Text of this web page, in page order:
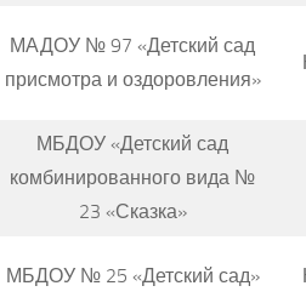
МАДОУ № 97 «Детский сад
присмотра и оздоровления»
МБДОУ «Детский сад
комбинированного вида №
23 «Сказка»
МБДОУ № 25 «Детский сад»